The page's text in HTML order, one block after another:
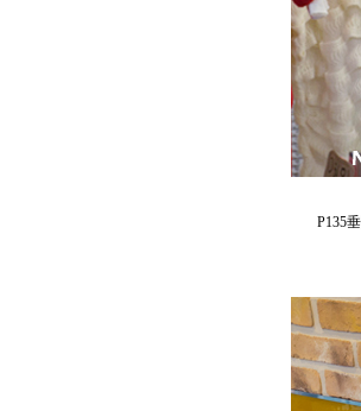
P135